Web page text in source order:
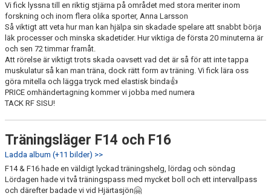
Vi fick lyssna till en riktig stjärna på området med stora meriter inom
forskning och inom flera olika sporter, Anna Larsson
Så viktigt att veta hur man kan hjälpa sin skadade spelare att snabbt börja
läk processer och minska skadetider. Hur viktiga de första 20 minuterna är
och sen 72 timmar framåt.
Att rörelse är viktigt trots skada oavsett vad det är så för att inte tappa
muskulatur så kan man träna, dock rätt form av träning. Vi fick lära oss
göra mitella och lägga tryck med elastisk binda👍
PRICE omhändertagning kommer vi jobba med numera
TACK RF SISU!
Träningsläger F14 och F16
Ladda album (+11 bilder) >>
F14 & F16 hade en väldigt lyckad träningshelg, lördag och söndag
Lördagen hade vi två träningspass med mycket boll och ett intervallpass
och därefter badade vi vid Hjärtasjön🤗